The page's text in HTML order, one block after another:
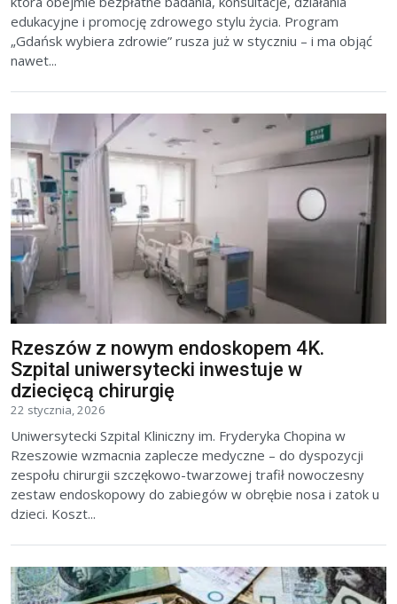
edukacyjne i promocję zdrowego stylu życia. Program
„Gdańsk wybiera zdrowie” rusza już w styczniu – i ma objąć
nawet...
Rzeszów z nowym endoskopem 4K.
Szpital uniwersytecki inwestuje w
dziecięcą chirurgię
22 stycznia, 2026
Uniwersytecki Szpital Kliniczny im. Fryderyka Chopina w
Rzeszowie wzmacnia zaplecze medyczne – do dyspozycji
zespołu chirurgii szczękowo-twarzowej trafił nowoczesny
zestaw endoskopowy do zabiegów w obrębie nosa i zatok u
dzieci. Koszt...